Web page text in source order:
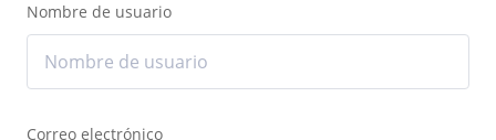
Nombre de usuario
Correo electrónico